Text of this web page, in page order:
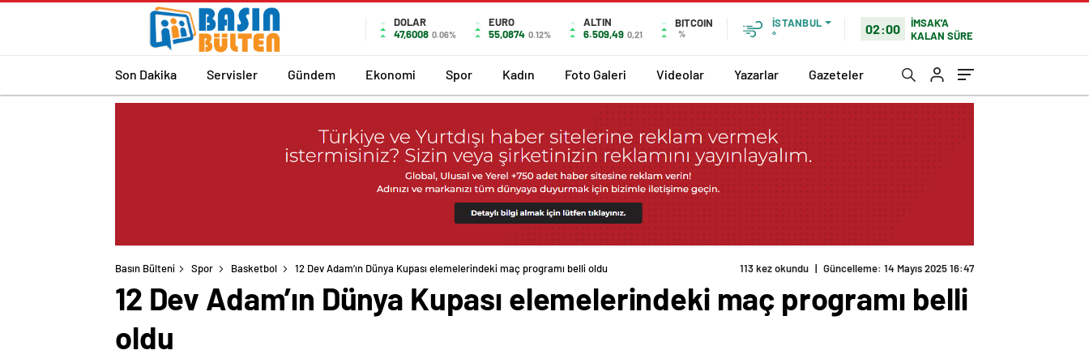
DOLAR
47,6008 0.06%
EURO
55,0874 0.12%
ALTIN
6.509,49 0,21
BITCOIN
%
İSTANBUL
°
02:00
İMSAK'A
KALAN SÜRE
Son Dakika Servisler Gündem Ekonomi Spor Kadın Foto Galeri Videolar Yazarlar Gazeteler
Basın Bülteni Spor Basketbol 12 Dev Adam’ın Dünya Kupası elemelerindeki maç programı belli oldu 113 kez okundu | Güncelleme: 14 Mayıs 2025 16:47
12 Dev Adam’ın Dünya Kupası elemelerindeki maç programı belli
oldu